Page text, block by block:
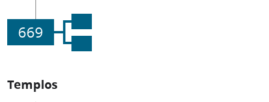
669
Templos